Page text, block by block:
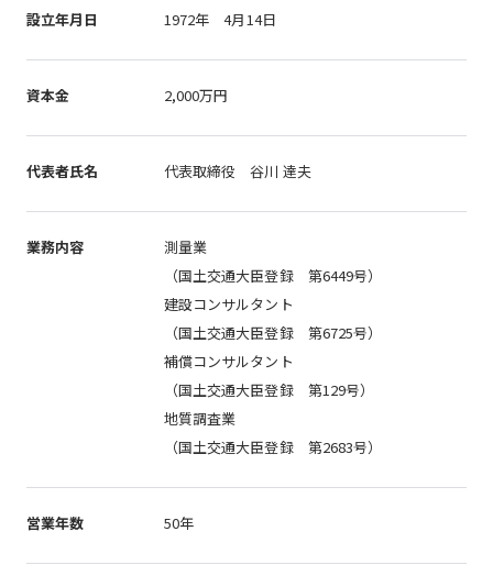
設立年月日 1972年 4月14日
資本金 2,000万円
代表者氏名 代表取締役 谷川 達夫
業務内容
測量業
（国土交通大臣登録 第6449号）
建設コンサルタント
（国土交通大臣登録 第6725号）
補償コンサルタント
（国土交通大臣登録 第129号）
地質調査業
（国土交通大臣登録 第2683号）
営業年数 50年